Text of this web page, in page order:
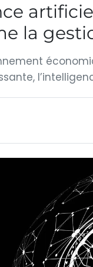
la